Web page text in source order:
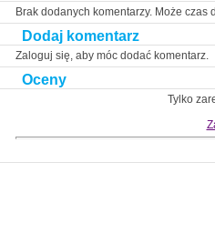
Brak dodanych komentarzy. Może czas
Dodaj komentarz
Zaloguj się, aby móc dodać komentarz.
Oceny
Tylko